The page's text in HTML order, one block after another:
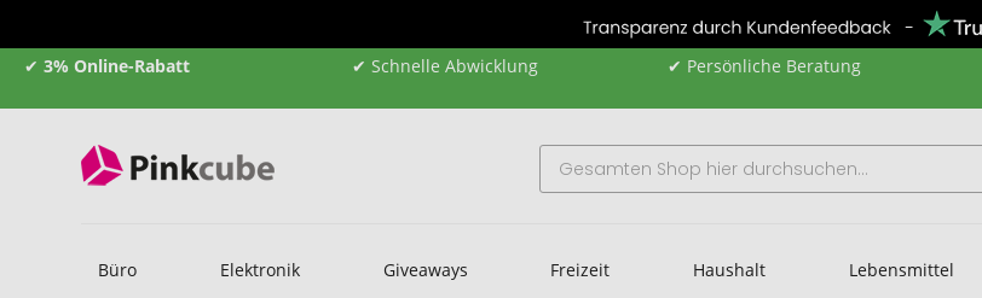
✔ 3% Online-Rabatt ✔ Schnelle Abwicklung ✔ Persönliche Beratung
Büro Elektronik Giveaways Freizeit Haushalt Lebensmittel